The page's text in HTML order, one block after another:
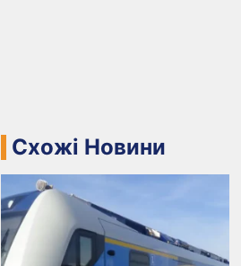
Схожі Новини